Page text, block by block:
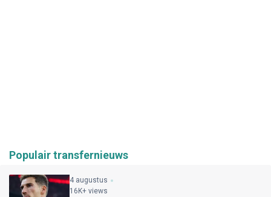
Populair transfernieuws
4 augustus
16K+ views